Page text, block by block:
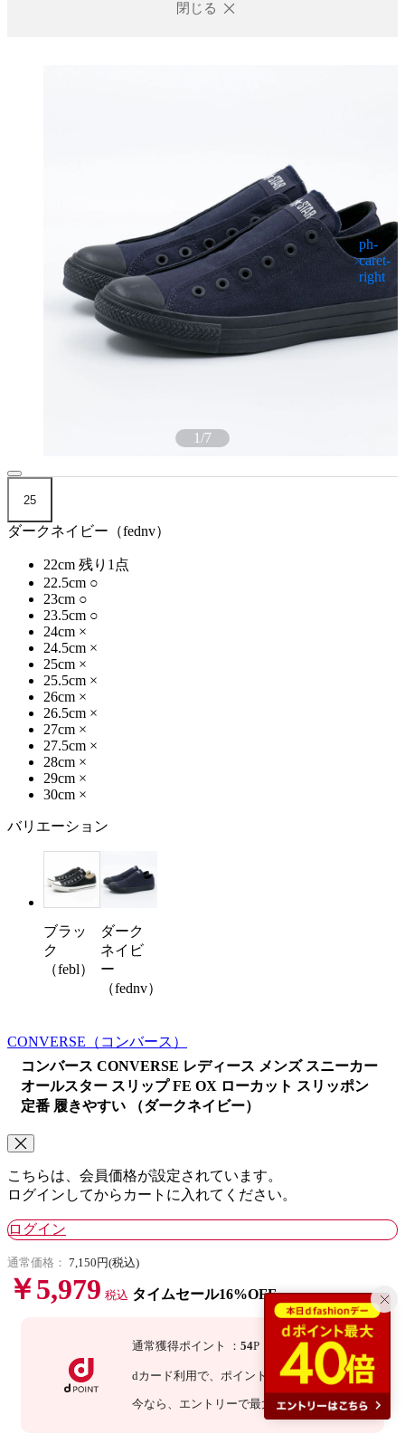
閉じる
1/7
25
ダークネイビー（fednv）
22cm 残り1点
22.5cm ○
23cm ○
23.5cm ○
24cm ×
24.5cm ×
25cm ×
25.5cm ×
26cm ×
26.5cm ×
27cm ×
27.5cm ×
28cm ×
29cm ×
30cm ×
バリエーション
ブラッ
ク
（febl）
ダーク
ネイビ
ー
（fednv）
CONVERSE （コンバース）
コンバース CONVERSE レディース メンズ スニーカー
オールスター スリップ FE OX ローカット スリッポン
定番 履きやすい （ダークネイビー）
こちらは、会員価格が設定されています。
ログインしてからカートに入れてください。
ログイン
通常価格： 7,150円(税込)
￥5,979 税込 タイムセール16%OFF
通常獲得ポイント ：54P
dカード利用で、ポイント 倍 ：162P
今なら 、エントリーで最大 20 倍！詳細